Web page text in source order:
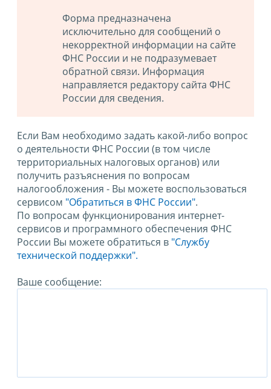
Форма предназначена
исключительно для сообщений о
некорректной информации на сайте
ФНС России и не подразумевает
обратной связи. Информация
направляется редактору сайта ФНС
России для сведения.
Если Вам необходимо задать какой-либо вопрос
о деятельности ФНС России (в том числе
территориальных налоговых органов) или
получить разъяснения по вопросам
налогообложения - Вы можете воспользоваться
сервисом "Обратиться в ФНС России".
По вопросам функционирования интернет-
сервисов и программного обеспечения ФНС
России Вы можете обратиться в "Службу
технической поддержки".
Ваше сообщение: